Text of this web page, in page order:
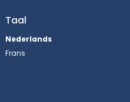
Taal
Nederlands
Frans